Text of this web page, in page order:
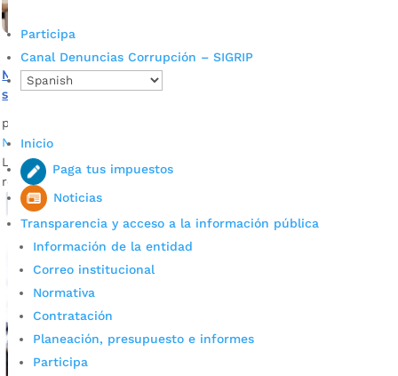
Participa
Canal Denuncias Corrupción – SIGRIP
Inicio
Paga tus impuestos
Noticias
Transparencia y acceso a la información pública
Información de la entidad
Correo institucional
Normativa
Contratación
Planeación, presupuesto e informes
Participa
Más de 15 mil Jóvenes en Acción ya pueden cobrar su
segundo incentivo
por
Noticias
Los pagos por modalidad de giro de Jóvenes en Acción se
realizarán hasta el 16 de mayo próximo, en Bucaramanga.